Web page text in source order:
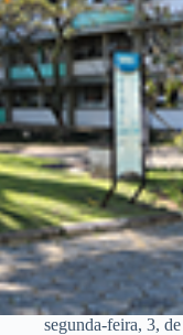
segunda-feira, 3,